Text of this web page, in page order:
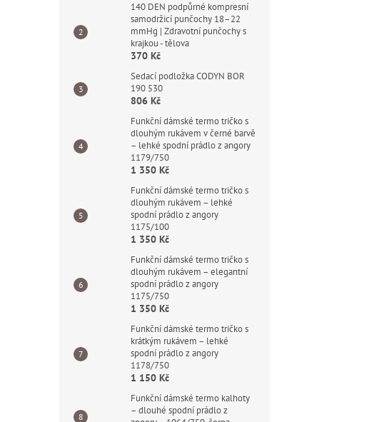
140 DEN podpůrné kompresní
samodržicí punčochy 18–22
mmHg | Zdravotní punčochy s
krajkou - tělova
370 Kč
Sedací podložka CODYN BOR
190 530
806 Kč
Funkční dámské termo tričko s
dlouhým rukávem v černé barvě
– lehké spodní prádlo z angory
1179/750
1 350 Kč
Funkční dámské termo tričko s
dlouhým rukávem – lehké
spodní prádlo z angory
1175/100
1 350 Kč
Funkční dámské termo tričko s
dlouhým rukávem – elegantní
spodní prádlo z angory
1175/750
1 350 Kč
Funkční dámské termo tričko s
krátkým rukávem – lehké
spodní prádlo z angory
1178/750
1 150 Kč
Funkční dámské termo kalhoty
– dlouhé spodní prádlo z